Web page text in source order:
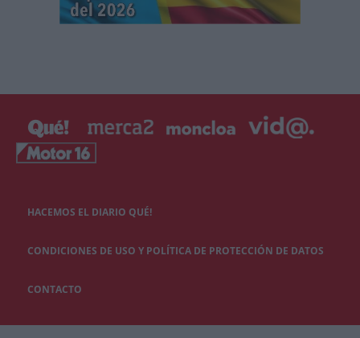
HACEMOS EL DIARIO QUÉ!
CONDICIONES DE USO Y POLÍTICA DE PROTECCIÓN DE DATOS
CONTACTO